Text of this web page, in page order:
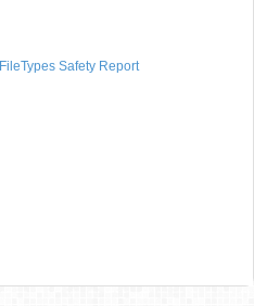
FileTypes Safety Report